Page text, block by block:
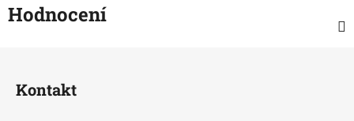
Hodnocení
Kontakt